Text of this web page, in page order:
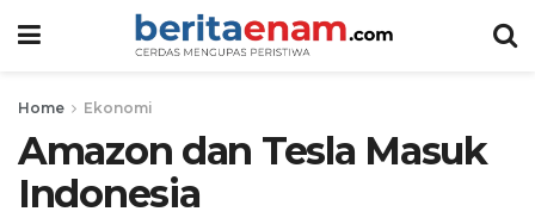
Home Ekonomi
Amazon dan Tesla Masuk
Indonesia